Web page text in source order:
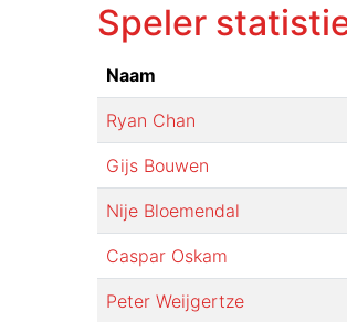
Speler
Naam
Ryan Chan
Gijs Bouwen
Nije Bloemendal
Caspar Oskam
Peter Weijgertze